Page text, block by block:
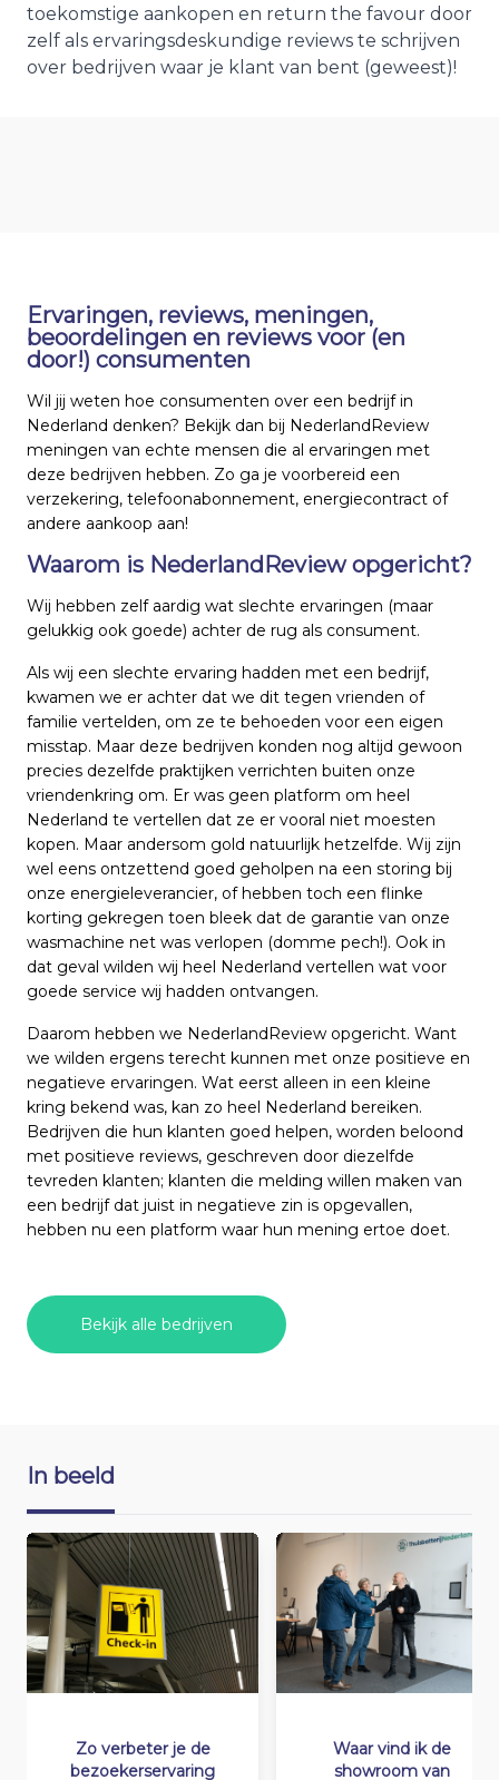
toekomstige aankopen en return the favour door
zelf als ervaringsdeskundige reviews te schrijven
over bedrijven waar je klant van bent (geweest)!
Ervaringen, reviews, meningen,
beoordelingen en reviews voor (en
door!) consumenten
Wil jij weten hoe consumenten over een bedrijf in
Nederland denken? Bekijk dan bij NederlandReview
meningen van echte mensen die al ervaringen met
deze bedrijven hebben. Zo ga je voorbereid een
verzekering, telefoonabonnement, energiecontract of
andere aankoop aan!
Waarom is NederlandReview opgericht?
Wij hebben zelf aardig wat slechte ervaringen (maar
gelukkig ook goede) achter de rug als consument.
Als wij een slechte ervaring hadden met een bedrijf,
kwamen we er achter dat we dit tegen vrienden of
familie vertelden, om ze te behoeden voor een eigen
misstap. Maar deze bedrijven konden nog altijd gewoon
precies dezelfde praktijken verrichten buiten onze
vriendenkring om. Er was geen platform om heel
Nederland te vertellen dat ze er vooral niet moesten
kopen. Maar andersom gold natuurlijk hetzelfde. Wij zijn
wel eens ontzettend goed geholpen na een storing bij
onze energieleverancier, of hebben toch een flinke
korting gekregen toen bleek dat de garantie van onze
wasmachine net was verlopen (domme pech!). Ook in
dat geval wilden wij heel Nederland vertellen wat voor
goede service wij hadden ontvangen.
Daarom hebben we NederlandReview opgericht. Want
we wilden ergens terecht kunnen met onze positieve en
negatieve ervaringen. Wat eerst alleen in een kleine
kring bekend was, kan zo heel Nederland bereiken.
Bedrijven die hun klanten goed helpen, worden beloond
met positieve reviews, geschreven door diezelfde
tevreden klanten; klanten die melding willen maken van
een bedrijf dat juist in negatieve zin is opgevallen,
hebben nu een platform waar hun mening ertoe doet.
Bekijk alle bedrijven
In beeld
Zo verbeter je de
bezoekerservaring
Waar vind ik de
showroom van